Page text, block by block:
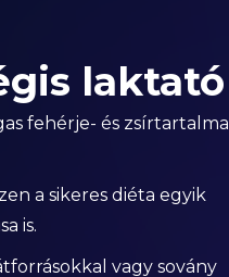
laktató
fehérje- és zsírtartalma
a sikeres diéta egyik
is.
vagy sovány